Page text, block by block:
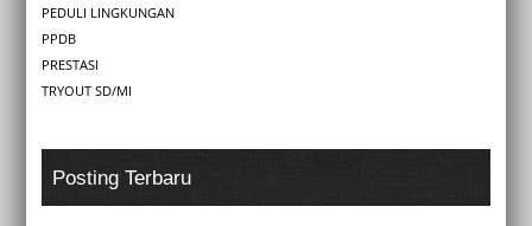
PEDULI LINGKUNGAN
PPDB
PRESTASI
TRYOUT SD/MI
Posting Terbaru